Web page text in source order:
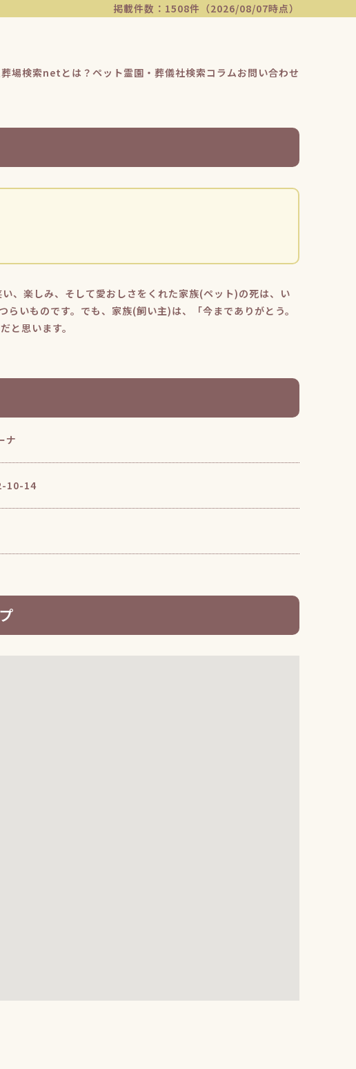
掲載件数：1508件（2026/08/07時点）
場検索netとは？ ペット霊園・葬儀社検索コラムお問い合わせ
、楽しみ、そして愛おしさをくれた家族(ペット)の死は、い
いものです。でも、家族(飼い主)は、「今までありがとう。
と思います。
ナ
10-14